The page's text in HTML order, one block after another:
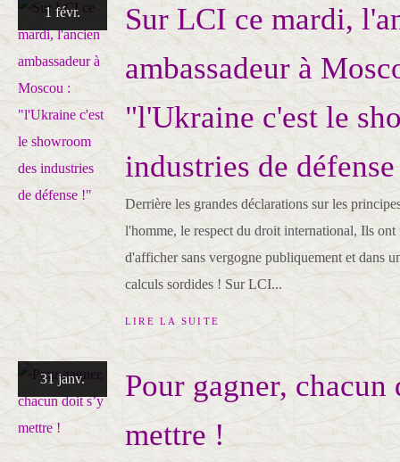
1 févr.
Sur LCI ce mardi,
ambassadeur à
"l'Ukraine c'est le
industries de
Derrière les grandes déclarations sur les
l'homme, le respect du droit international, Ils ont
d'afficher sans vergogne publiquement et dans
calculs sordides ! Sur LCI...
LIRE LA SUITE
31 janv.
Pour gagner, chacun
mettre !